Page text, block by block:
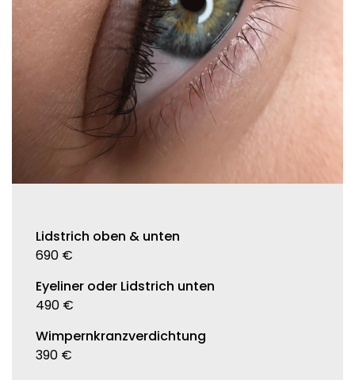
Lidstrich oben & unten
690 €
Eyeliner oder Lidstrich unten
490 €
Wimpernkranzverdichtung
390 €